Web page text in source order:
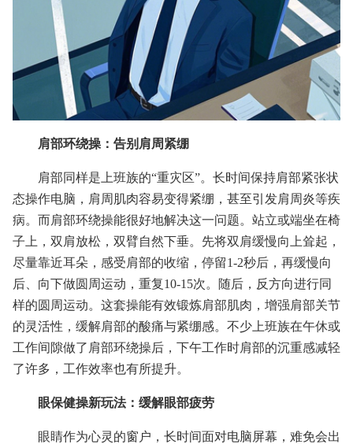
肩部环绕操：告别肩周紧绷
肩部同样是上班族的“重灾区”。长时间保持肩部紧张状
态操作电脑，肩周肌肉容易变得紧绷，甚至引发肩周炎等疾
病。而肩部环绕操能很好地解决这一问题。站立或端坐在椅
子上，双肩放松，双臂自然下垂。先将双肩缓慢向上耸起，
尽量靠近耳朵，感受肩部的收缩，停留1-2秒后，再缓慢向
后、向下做圆周运动，重复10-15次。随后，反方向进行同
样的圆周运动。这套操能有效锻炼肩部肌肉，增强肩部关节
的灵活性，缓解肩部的酸痛与紧绷感。不少上班族在午休或
工作间隙做了肩部环绕操后，下午工作时肩部的沉重感减轻
了许多，工作效率也有所提升。
眼保健操新玩法：缓解眼部疲劳
眼睛作为心灵的窗户，长时间面对电脑屏幕，难免会出